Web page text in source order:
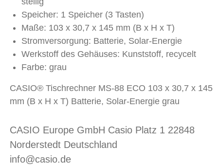
Speicher: 1 Speicher (3 Tasten)
Maße: 103 x 30,7 x 145 mm (B x H x T)
Stromversorgung: Batterie, Solar-Energie
Werkstoff des Gehäuses: Kunststoff, recycelt
Farbe: grau
CASIO® Tischrechner MS-88 ECO 103 x 30,7 x 145
mm (B x H x T) Batterie, Solar-Energie grau
CASIO Europe GmbH Casio Platz 1 22848
Norderstedt Deutschland
info@casio.de